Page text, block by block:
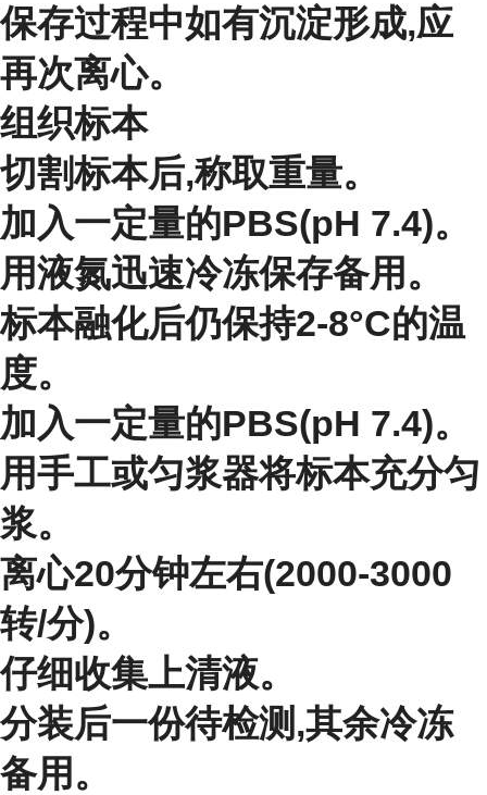
保存过程中如有沉淀形成,应
再次离心。
组织标本
切割标本后,称取重量。
加入一定量的PBS(pH 7.4)。
用液氮迅速冷冻保存备用。
标本融化后仍保持2-8°C的温
度。
加入一定量的PBS(pH 7.4)。
用手工或匀浆器将标本充分匀
浆。
离心20分钟左右(2000-3000
转/分)。
仔细收集上清液。
分装后一份待检测,其余冷冻
备用。